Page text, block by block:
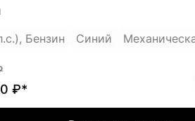
Бензин
Синий
₽*